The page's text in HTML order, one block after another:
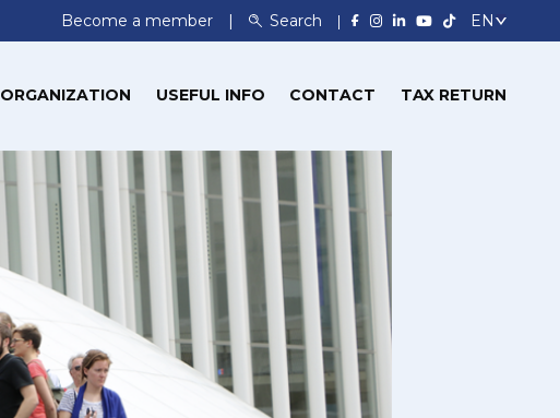
Become a member Search
ORGANIZATION USEFUL INFO CONTACT TAX RETURN